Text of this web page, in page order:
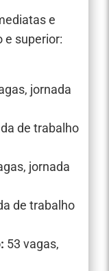
e
e superior:
jornada
de trabalho
jornada
de trabalho
53 vagas,